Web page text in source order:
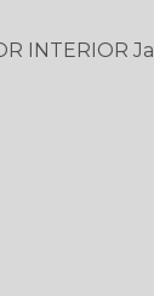
INTERIOR